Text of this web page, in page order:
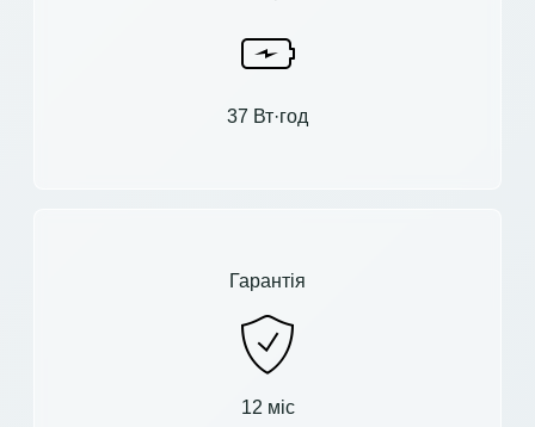
37 Вт·год
Гарантія
12 міс